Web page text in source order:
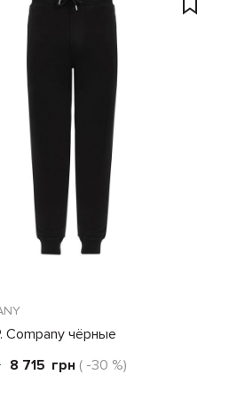
Company чёрные
8 715 грн ( -30 %)